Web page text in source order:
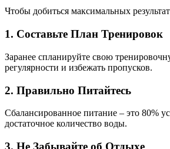
Чтобы добиться максимальных
1. Составьте План Тренировок
Заранее спланируйте свою
регулярности и избежать пропусков.
2. Правильно Питайтесь
Сбалансированное питание – это 80%
достаточное количество воды.
3. Не Забывайте об Отдыхе